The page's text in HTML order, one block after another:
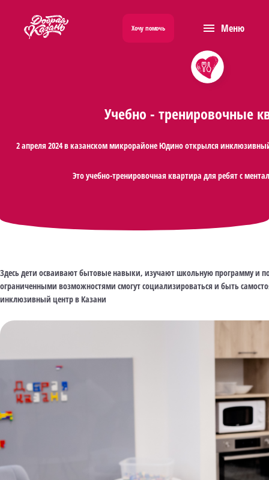
Хочу помочь menu Меню
Учебно - тренировочные
2 апреля 2024 в казанском микрорайоне Юдино открылся
Это учебно-тренировочная квартира для ребят с
Здесь дети осваивают бытовые навыки, изучают школьную программу и
ограниченными возможностями смогут социализироваться и быть
инклюзивный центр в Казани